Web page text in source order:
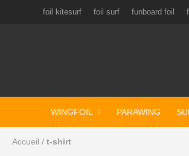
foil kitesurf foil surf funboard foil
WINGFOIL PARAWING
Accueil / t-shirt